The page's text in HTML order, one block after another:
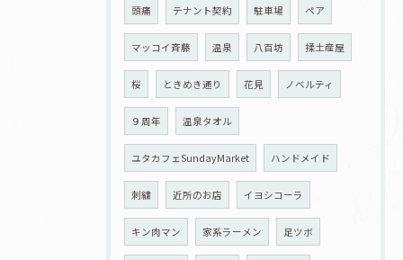
頭痛 テナント契約 駐車場 ペア
マッコイ斉藤 温泉 八百坊 揉土産屋
桜 ときめき通り 花見 ノベルティ
９周年 温泉タオル
ユタカフェSundayMarket ハンドメイド
刺繍 近所のお店 イヨシコーラ
キン肉マン 家系ラーメン 足ツボ